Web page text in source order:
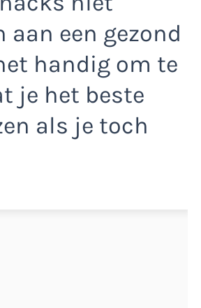
aan een gezond
handig om te
je het beste
als je toch